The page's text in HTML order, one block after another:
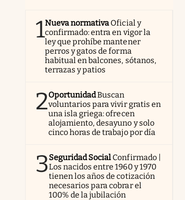
1Nueva normativa Oficial y
confirmado: entra en vigor la
ley que prohíbe mantener
perros y gatos de forma
habitual en balcones, sótanos,
terrazas y patios
2OportunidadBuscan
voluntarios para vivir gratis en
una isla griega: ofrecen
alojamiento, desayuno y solo
cinco horas de trabajo por día
3Seguridad Social Confirmado |
Los nacidos entre 1960 y 1970
tienen los años de cotización
necesarios para cobrar el
100% de la jubilación